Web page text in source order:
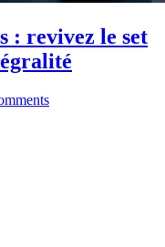
: revivez le set